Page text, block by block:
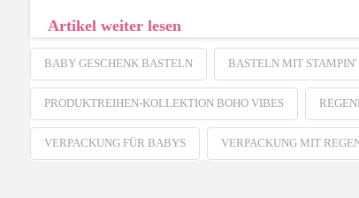
Artikel weiter lesen
BABY GESCHENK BASTELN BASTELN MIT STAMPIN'
PRODUKTREIHEN-KOLLEKTION BOHO VIBES
VERPACKUNG FÜR BABYS VERPACKUNG MIT